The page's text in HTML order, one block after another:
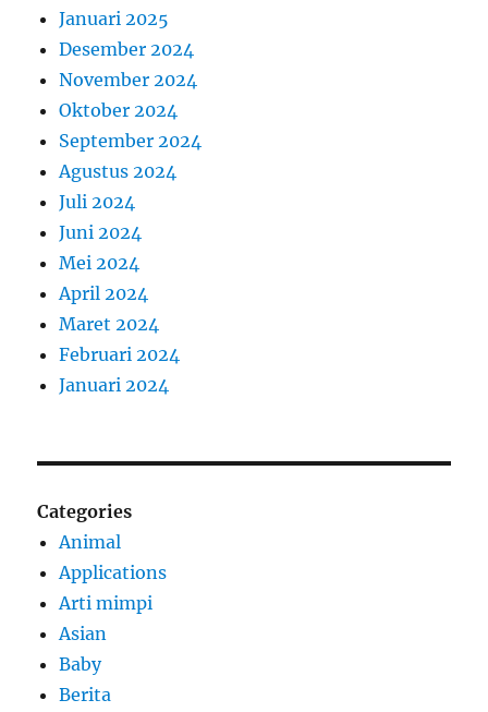
Januari 2025
Desember 2024
November 2024
Oktober 2024
September 2024
Agustus 2024
Juli 2024
Juni 2024
Mei 2024
April 2024
Maret 2024
Februari 2024
Januari 2024
Categories
Animal
Applications
Arti mimpi
Asian
Baby
Berita